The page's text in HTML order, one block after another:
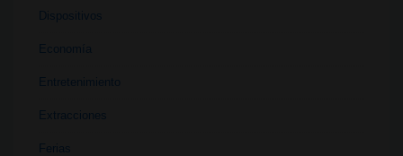
Dispositivos
Economía
Entretenimiento
Extracciones
Ferias